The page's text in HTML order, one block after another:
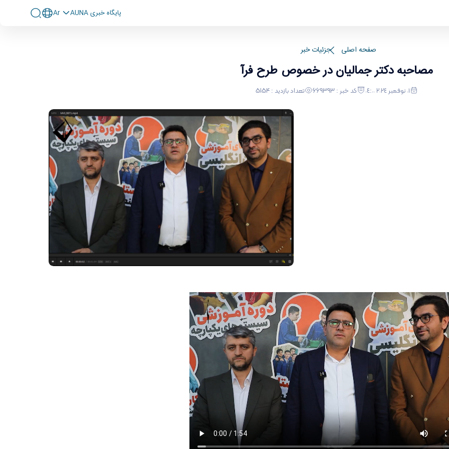
پايگاه خبری AUNA Ar
صفحه اصلی جزئیات خبر
مصاحبه دکتر جمالیان در خصوص طرح فرآ
٠١ نوفمبر ٢٠٢٤ ٠٤:٠٠ کد خبر : 669393 تعداد بازدید : 5154